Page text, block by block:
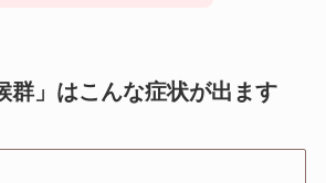
」はこんな症状が出ます